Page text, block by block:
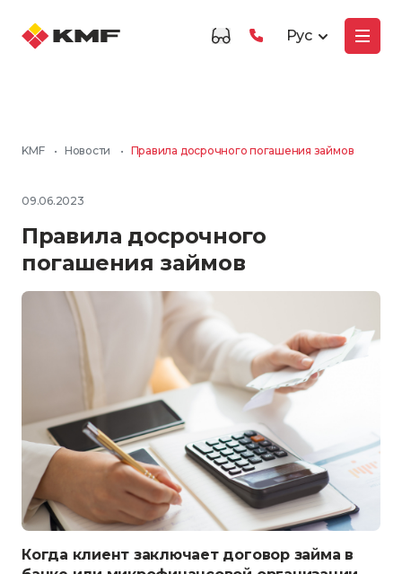
Рус
KMF • Новости • Правила досрочного погашения займов
09.06.2023
Правила досрочного
погашения займов
Когда клиент заключает договор займа в